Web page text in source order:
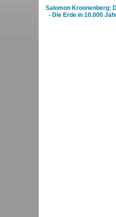
Salomon Kroonenberg:
- Die Erde in 10.000